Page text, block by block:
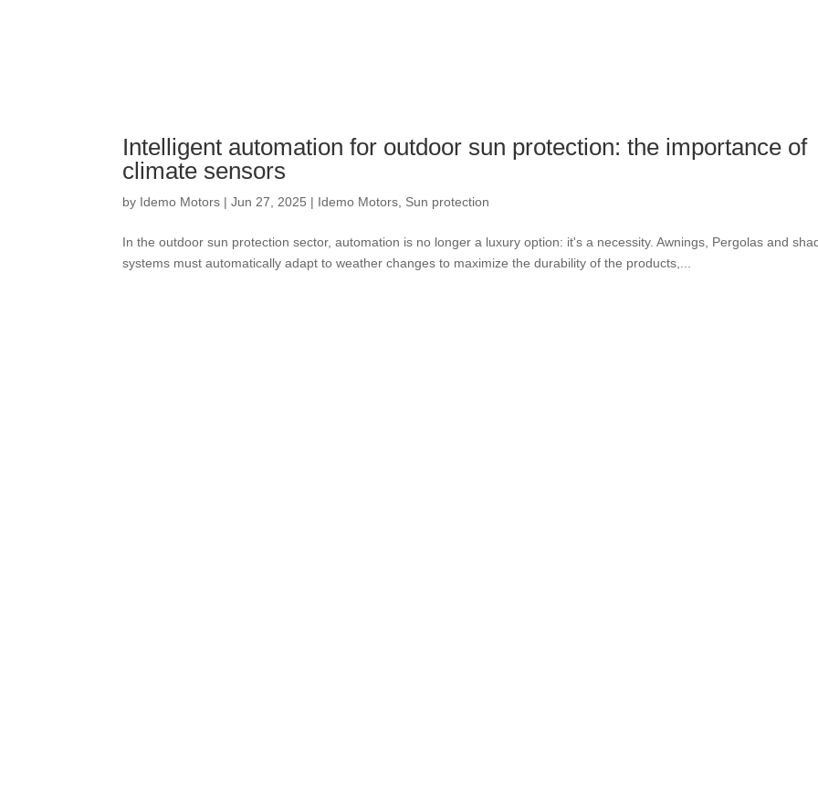
Intelligent automation for outdoor sun protection: the importance of
climate sensors
by Idemo Motors |Jun 27, 2025 | Idemo Motors Sun protection
In the outdoor sun protection sector, automation is no longer a luxury option: it's a necessity. Awnings, Pergolas and
systems must automatically adapt to weather changes to maximize the durability of the products,...